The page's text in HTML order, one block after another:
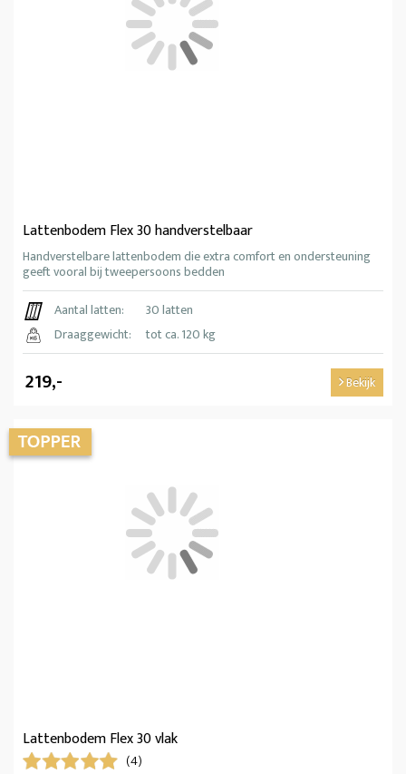
Lattenbodem Flex 30 handverstelbaar
Handverstelbare lattenbodem die extra comfort en ondersteuning
geeft vooral bij tweepersoons bedden
Aantal latten:
30 latten
Draaggewicht:
tot ca. 120 kg
219,- Bekijk
Lattenbodem Flex 30 vlak
(4)